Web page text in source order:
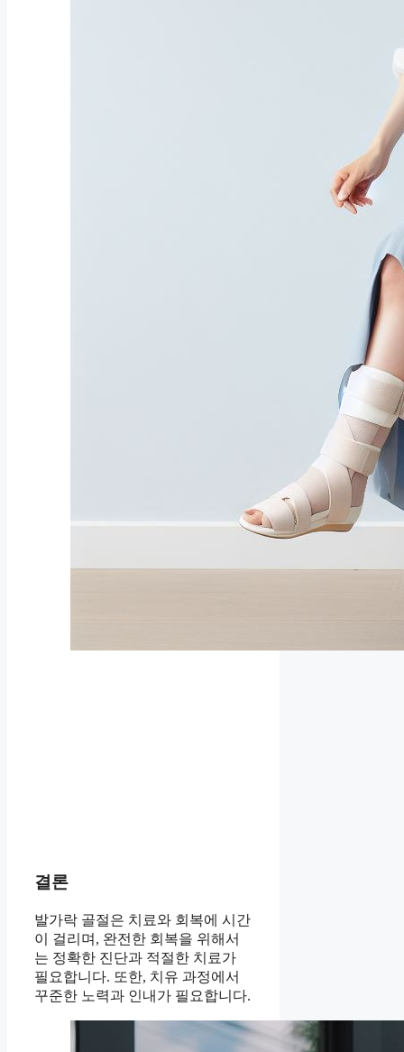
결론
발가락 골절은 치료와 회복에 시간
이 걸리며, 완전한 회복을 위해서
는 정확한 진단과 적절한 치료가
필요합니다. 또한, 치유 과정에서
꾸준한 노력과 인내가 필요합니다.